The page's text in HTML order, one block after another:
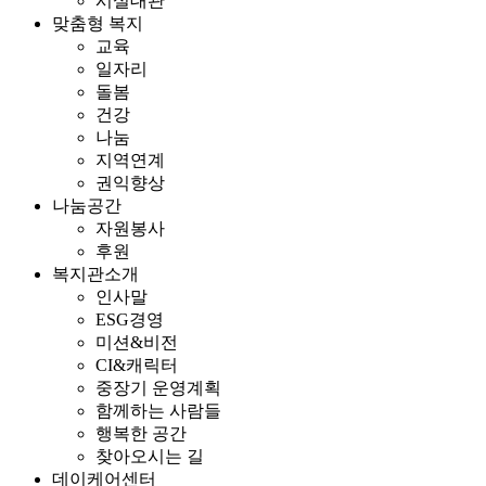
맞춤형 복지
교육
일자리
돌봄
건강
나눔
지역연계
권익향상
나눔공간
자원봉사
후원
복지관소개
인사말
ESG경영
미션&비전
CI&캐릭터
중장기 운영계획
함께하는 사람들
행복한 공간
찾아오시는 길
데이케어센터